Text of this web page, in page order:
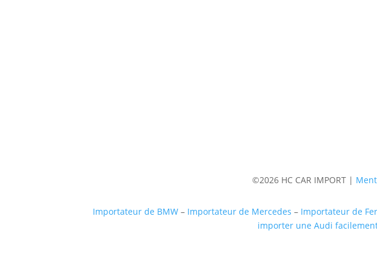
©2026 HC CAR IMPORT |
Importateur de BMW – Importateur de Mercedes – Importateur de
importer une Audi